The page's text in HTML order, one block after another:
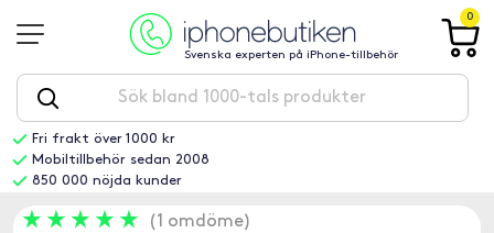
Svenska experten på iPhone-tillbehör
0
Fri frakt över 1000 kr
Mobiltillbehör sedan 2008
850 000 nöjda kunder
1 omdöme